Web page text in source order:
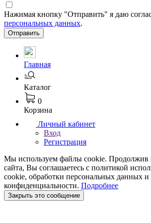
Нажимая кнопку "Отправить" я даю
персональных данных.
Отправить
Главная
Каталог
0
Корзина
Личный кабинет
Вход
Регистрация
Мы используем файлы cookie. Продолжив
сайта, Вы соглашаетесь с политикой
cookie, обработки персональных данных и
конфиденциальности. Подробнее
Закрыть это сообщение